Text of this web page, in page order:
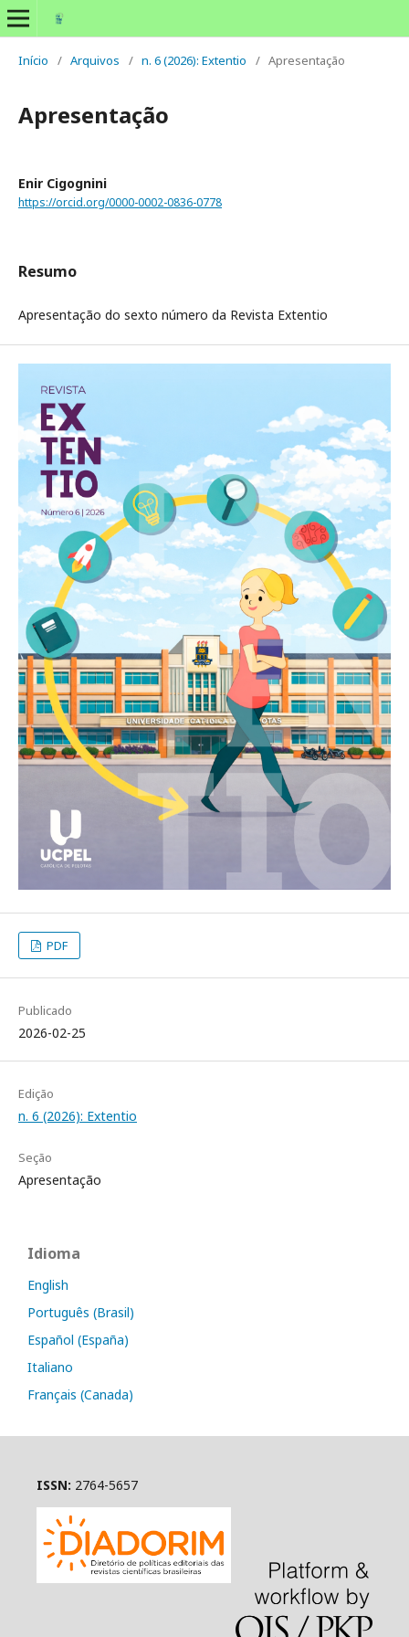
Início / Arquivos / n. 6 (2026): Extentio / Apresentação
Apresentação
Enir Cigognini
https://orcid.org/0000-0002-0836-0778
Resumo
Apresentação do sexto número da Revista Extentio
PDF
Publicado
2026-02-25
Edição
n. 6 (2026): Extentio
Seção
Apresentação
Idioma
English
Português (Brasil)
Español (España)
Italiano
Français (Canada)
ISSN: 2764-5657